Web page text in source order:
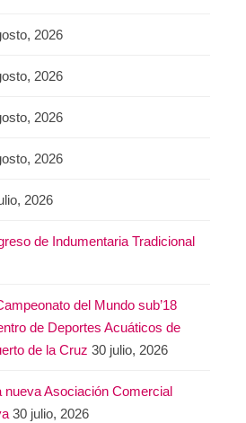
2026
2026
2026
2026
2026
de Indumentaria Tradicional
del Mundo sub’18
de Deportes Acuáticos de
de la Cruz 30 julio, 2026
nueva Asociación Comercial
30 julio, 2026